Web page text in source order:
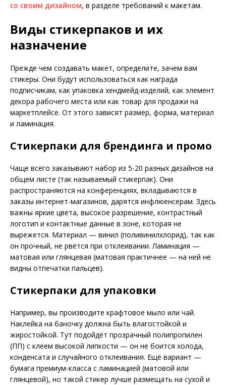
со своим дизайном, в разделе требований к макетам.
Виды стикерпаков и их
назначение
Прежде чем создавать макет, определите, зачем вам
стикеры. Они будут использоваться как награда
подписчикам, как упаковка хендмейд-изделий, как элемент
декора рабочего места или как товар для продажи на
маркетплейсе. От этого зависят размер, форма, материал
и ламинация.
Стикерпаки для брендинга и промо
Чаще всего заказывают набор из 5-20 разных дизайнов на
общем листе (так называемый стикерпак). Они
распространяются на конференциях, вкладываются в
заказы интернет-магазинов, дарятся инфлюенсерам. Здесь
важны яркие цвета, высокое разрешение, контрастный
логотип и контактные данные в зоне, которая не
вырежется. Материал — винил (поливинилхлорид), так как
он прочный, не рвётся при отклеивании. Ламинация —
матовая или глянцевая (матовая практичнее — на ней не
видны отпечатки пальцев).
Стикерпаки для упаковки
Например, вы производите крафтовое мыло или чай.
Наклейка на баночку должна быть влагостойкой и
жиростойкой. Тут подойдёт прозрачный полипропилен
(ПП) с клеем высокой липкости — он не боится холода,
конденсата и случайного отклеивания. Ещё вариант —
бумага премиум-класса с ламинацией (матовой или
глянцевой), но такой стикер лучше размещать на сухой и